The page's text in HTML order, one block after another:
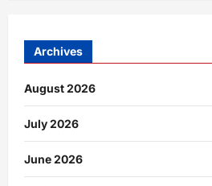
Archives
August 2026
July 2026
June 2026